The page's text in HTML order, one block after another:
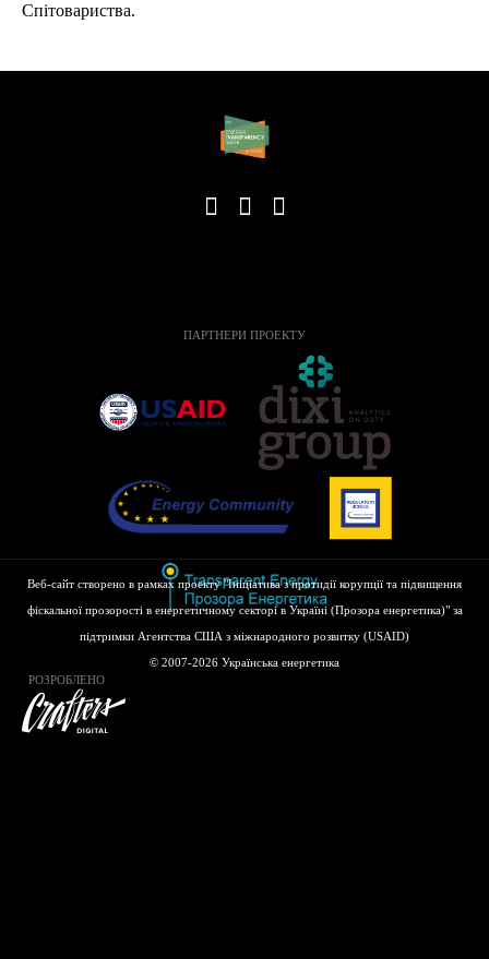
Спітовариства.
ПАРТНЕРИ ПРОЕКТУ
Веб-сайт створено в рамках проекту "Ініціатива з протидії корупції та підвищення
фіскальної прозорості в енергетичному секторі в Україні (Прозора енергетика)" за
підтримки Агентства США з міжнародного розвитку (USAID)
© 2007-2026 Українська енергетика
РОЗРОБЛЕНО